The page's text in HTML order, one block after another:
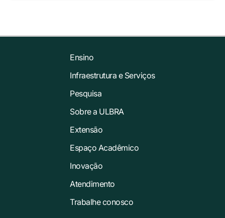
Ensino
Infraestrutura e Serviços
Pesquisa
Sobre a ULBRA
Extensão
Espaço Acadêmico
Inovação
Atendimento
Trabalhe conosco